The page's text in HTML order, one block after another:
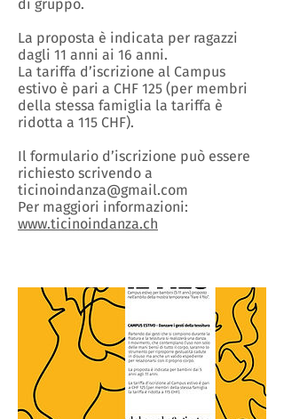
di gruppo.
La proposta è indicata per ragazzi
dagli 11 anni ai 16 anni.
La tariffa d’iscrizione al Campus
estivo è pari a CHF 125 (per membri
della stessa famiglia la tariffa è
ridotta a 115 CHF).
Il formulario d’iscrizione può essere
richiesto scrivendo a
ticinoindanza@gmail.com
Per maggiori informazioni:
www.ticinoindanza.ch